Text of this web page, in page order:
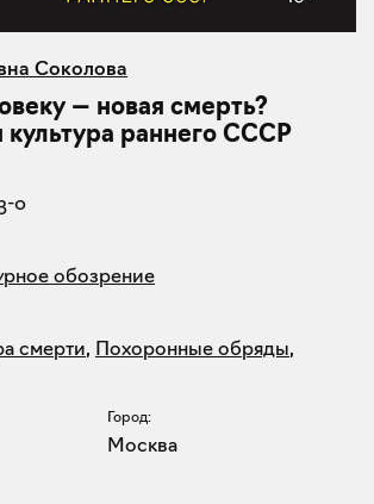
Соколова
— новая смерть?
культура раннего СССР
0
обозрение
смерти, Похоронные обряды,
Город:
Москва